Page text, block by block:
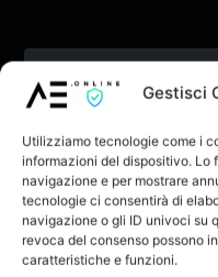
Gestisci
Utilizziamo tecnologie come i
informazioni del dispositivo. Lo
navigazione e per mostrare
tecnologie ci consentirà di
navigazione o gli ID univoci su
revoca del consenso possono
caratteristiche e funzioni.
“La
VOLTAIRE
Articoli correlati